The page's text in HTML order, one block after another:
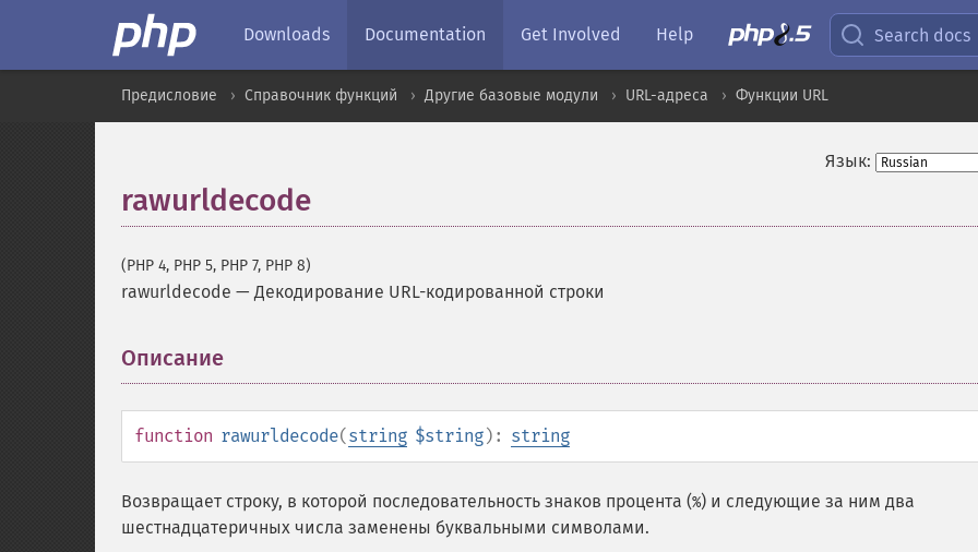
Downloads Documentation Get Involved Help Search docs
Предисловие Справочник функций Другие базовые модули URL-адреса Функции URL
Язык:
rawurldecode
(PHP 4, PHP 5, PHP 7, PHP 8)
rawurldecode —Декодирование URL-кодированной строки
Описание
function rawurldecode(string $string): string
Возвращает строку, в которой последовательность знаков процента (%) и следующие за ним два
шестнадцатеричных числа заменены буквальными символами.